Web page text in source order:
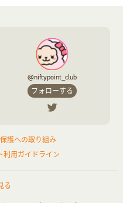
@niftypoint_club
フォローする
護への取り組み
利用ガイドライン
る